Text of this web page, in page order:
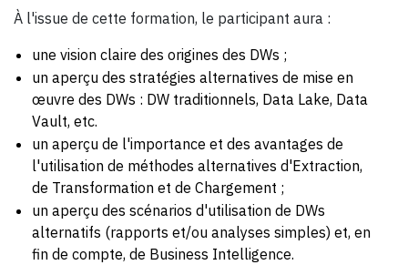
À l'issue de cette formation, le participant aura :
une vision claire des origines des DWs ;
un aperçu des stratégies alternatives de mise en
œuvre des DWs : DW traditionnels, Data Lake, Data
Vault, etc.
un aperçu de l'importance et des avantages de
l'utilisation de méthodes alternatives d'Extraction,
de Transformation et de Chargement ;
un aperçu des scénarios d'utilisation de DWs
alternatifs (rapports et/ou analyses simples) et, en
fin de compte, de Business Intelligence.